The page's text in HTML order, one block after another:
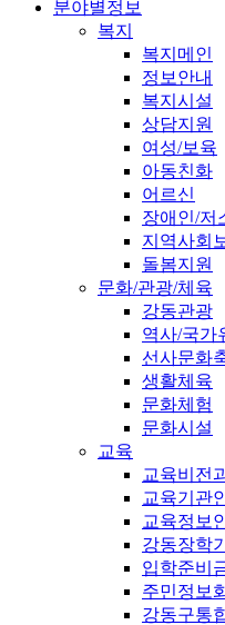
분야별정보
복지
복지메인
정보안내
복지시설
상담지원
여성/보육
아동친화
어르신
장애인/저
지역사회
돌봄지원
문화/관광/체육
강동관광
역사/국가
선사문화
생활체육
문화체험
문화시설
교육
교육비전
교육기관
교육정보
강동장학
입학준비
주민정보
강동구통